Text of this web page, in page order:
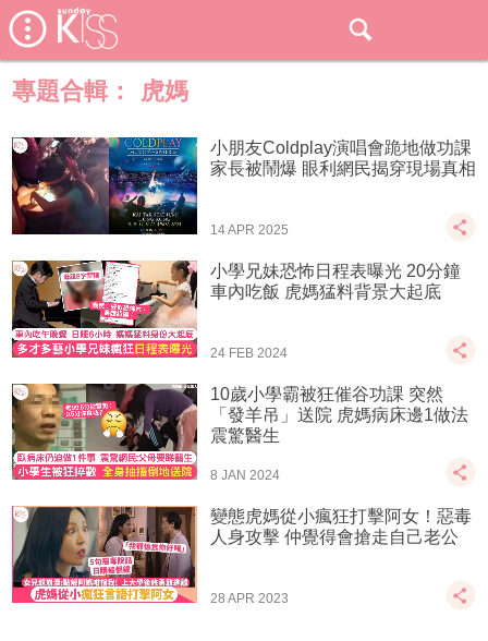
專題合輯： 虎媽
小朋友Coldplay演唱會跪地做功課
家長被鬧爆 眼利網民揭穿現場真相
14 APR 2025
小學兄妹恐怖日程表曝光 20分鐘
車內吃飯 虎媽猛料背景大起底
24 FEB 2024
10歲小學霸被狂催谷功課 突然
「發羊吊」送院 虎媽病床邊1做法
震驚醫生
8 JAN 2024
變態虎媽從小瘋狂打擊阿女！惡毒
人身攻擊 仲覺得會搶走自己老公
28 APR 2023